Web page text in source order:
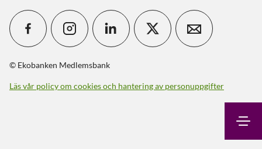
© Ekobanken Medlemsbank
Läs vår policy om cookies och hantering av personuppgifter